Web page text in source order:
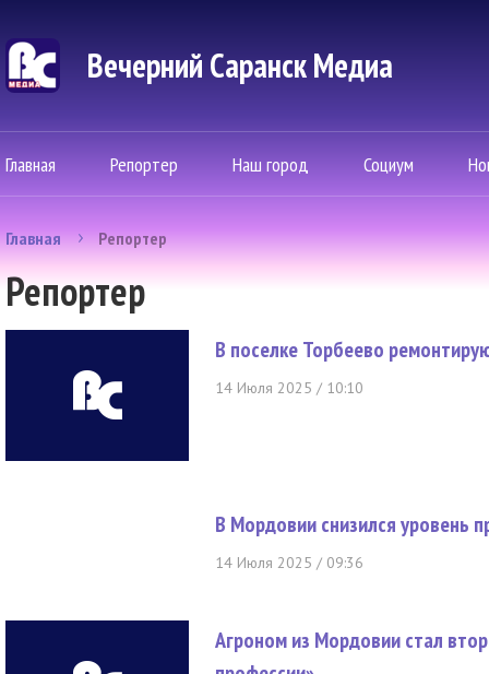
Вечерний Саранск Mедиа
Главная Репортер Наш город Социум
Главная Репортер
Репортер
В поселке Торбеево
14 Июля 2025 / 10:10
В Мордовии снизился уровень
14 Июля 2025 / 09:36
Агроном из Мордовии стал